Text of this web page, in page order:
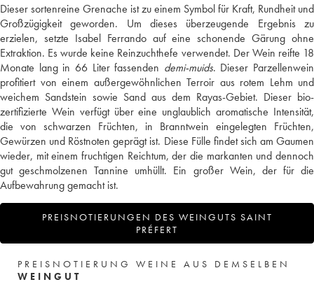
Dieser sortenreine Grenache ist zu einem Symbol für Kraft, Rundheit und
Großzügigkeit geworden. Um dieses überzeugende Ergebnis zu
erzielen, setzte Isabel Ferrando auf eine schonende Gärung ohne
Extraktion. Es wurde keine Reinzuchthefe verwendet. Der Wein reifte 18
Monate lang in 66 Liter fassenden demi-muids. Dieser Parzellenwein
profitiert von einem außergewöhnlichen Terroir aus rotem Lehm und
weichem Sandstein sowie Sand aus dem Rayas-Gebiet. Dieser bio-
zertifizierte Wein verfügt über eine unglaublich aromatische Intensität,
die von schwarzen Früchten, in Branntwein eingelegten Früchten,
Gewürzen und Röstnoten geprägt ist. Diese Fülle findet sich am Gaumen
wieder, mit einem fruchtigen Reichtum, der die markanten und dennoch
gut geschmolzenen Tannine umhüllt. Ein großer Wein, der für die
Aufbewahrung gemacht ist.
PREISNOTIERUNGEN DES WEINGUTS SAINT
PRÉFERT
PREISNOTIERUNG WEINE AUS DEMSELBEN
WEINGUT